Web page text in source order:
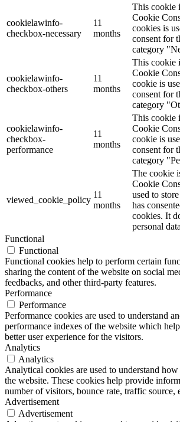
cookielawinfo-
checkbox-necessary
11
months
This cookie
Cookie
cookies is
consent for
category
cookielawinfo-
checkbox-others
11
months
This cookie
Cookie
cookie is
consent for
category
cookielawinfo-
checkbox-
performance
11
months
This cookie
Cookie
cookie is
consent for
category
viewed_cookie_policy
11
months
The cookie
Cookie
used to
has
cookies. It
personal
Functional
Functional
Functional cookies help to perform certain
sharing the content of the website on social
feedbacks, and other third-party features.
Performance
Performance
Performance cookies are used to understand
performance indexes of the website which
better user experience for the visitors.
Analytics
Analytics
Analytical cookies are used to understand
the website. These cookies help provide
number of visitors, bounce rate, traffic source,
Advertisement
Advertisement